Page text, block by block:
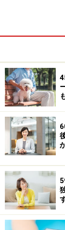
「浮浪雲」さん
■家計収支デー
（1）ボーナス
貯蓄100万円
（2）リタイア
住宅リフォー
増える兄弟の
在の家賃と同
して現在の生